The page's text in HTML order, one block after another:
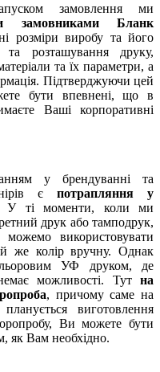
замовлення ми
замовниками Бланк
розміри виробу та його
та розташування друку,
та їх параметри, а
Підтверджуючи цей
бути впевнені, що в
Ваші корпоративні
у брендуванні та
є потрапляння у
У ті моменти, коли ми
друк або тамподрук,
використовувати
же колір вручну. Однак
УФ друком, де
можливості. Тут на
, причому саме на
виготовлення
Ви можете бути
як Вам необхідно.